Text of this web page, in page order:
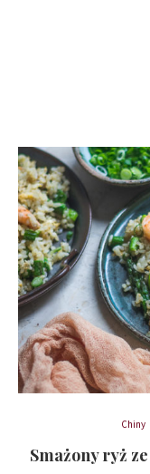
Chiny
Smażony ryż